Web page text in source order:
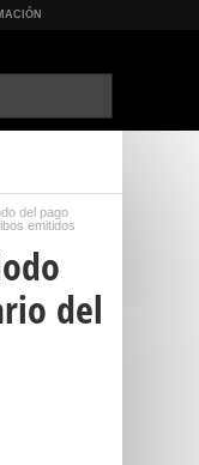
del pago
emitidos
del